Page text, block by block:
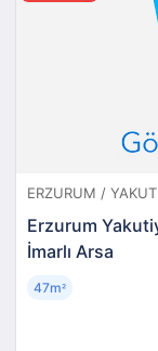
ERZURUM /
Erzurum
İmarlı Arsa
47m²